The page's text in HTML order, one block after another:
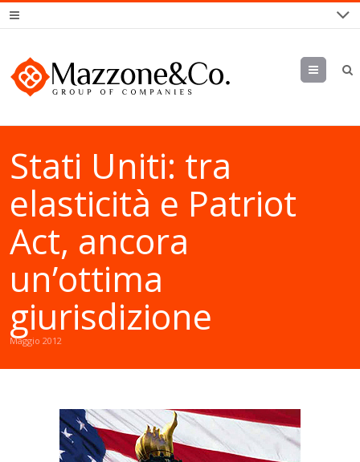
Menu
Stati Uniti: tra
elasticità e Patriot
Act, ancora
un’ottima
giurisdizione
Maggio 2012